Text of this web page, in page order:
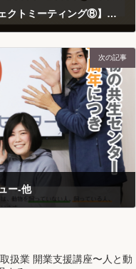
【12/10ペット防災カレンダープロジェクトミーティング⑧】最後の一押しのアクションを起こそう
次の記事
ー-他
扱業 開業支援講座〜人と動